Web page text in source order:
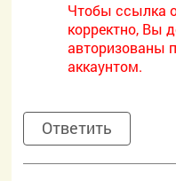
Чтобы ссылка
корректно, Вы
авторизованы
аккаунтом.
Ответить